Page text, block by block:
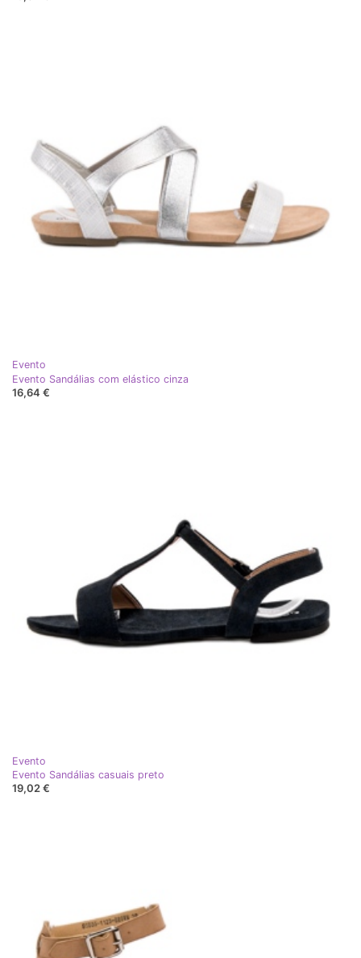
Evento
Evento Sandálias com elástico cinza
16,64 €
Evento
Evento Sandálias casuais preto
19,02 €